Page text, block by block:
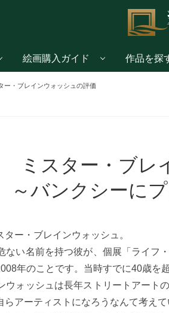
絵画購入ガイド 作品を探
ー・ブレインウォッシュの評価
ミスター・ブレ
～バンクシーに
ー・ブレインウォッシュ。
い名前を持つ彼が、個展「ライフ
年のことです。当時すでに40歳を
ウォッシュは長年ストリートアート
アーティストになろうなんて考えて